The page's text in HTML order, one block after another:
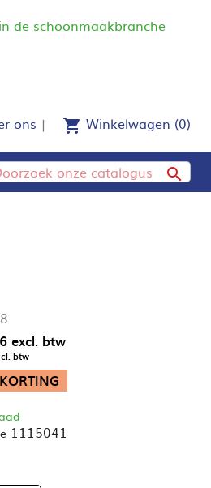
de schoonmaakbranche
ons shopping_cart Winkelwagen (0)

excl. btw
btw
1115041